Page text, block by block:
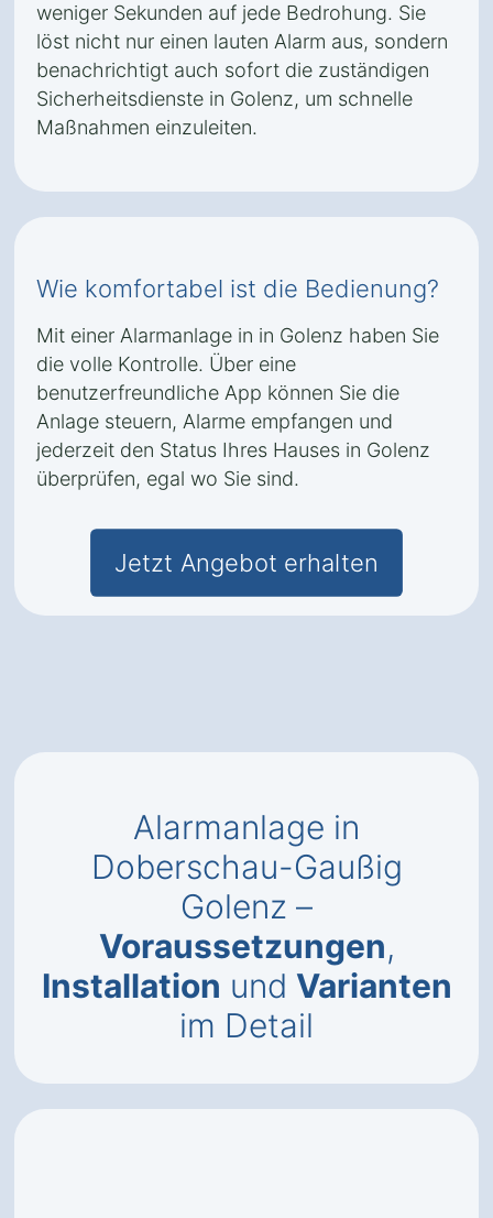
weniger Sekunden auf jede Bedrohung. Sie
löst nicht nur einen lauten Alarm aus, sondern
benachrichtigt auch sofort die zuständigen
Sicherheitsdienste in Golenz, um schnelle
Maßnahmen einzuleiten.
Wie komfortabel ist die Bedienung?
Mit einer Alarmanlage in in Golenz haben Sie
die volle Kontrolle. Über eine
benutzerfreundliche App können Sie die
Anlage steuern, Alarme empfangen und
jederzeit den Status Ihres Hauses in Golenz
überprüfen, egal wo Sie sind.
Jetzt Angebot erhalten
Alarmanlage in
Doberschau-Gaußig
Golenz –
Voraussetzungen,
Installation und Varianten
im Detail